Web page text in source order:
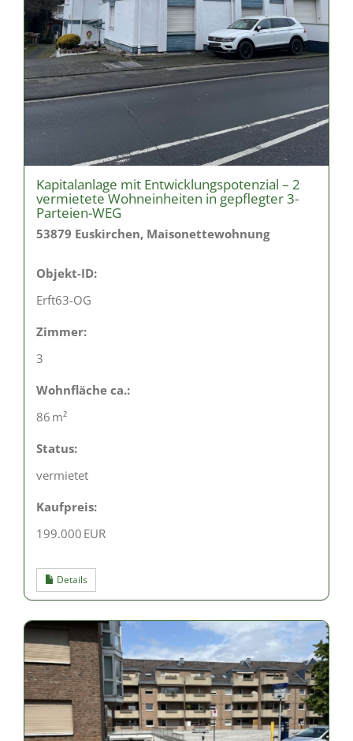
Kapitalanlage mit Entwicklungspotenzial – 2
vermietete Wohneinheiten in gepflegter 3-
Parteien-WEG
53879 Euskirchen, Maisonettewohnung
Objekt-ID:
Erft63-OG
Zimmer:
3
Wohnfläche ca.:
86 m²
Status:
vermietet
Kaufpreis:
199.000 EUR
Details